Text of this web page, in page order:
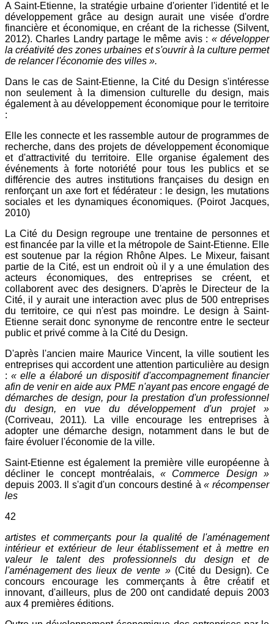
A Saint-Etienne, la stratégie urbaine d'orienter l'identité et le
développement grâce au design aurait une visée d'ordre
financière et économique, en créant de la richesse (Silvent,
2012). Charles Landry partage le même avis : « développer
la créativité des zones urbaines et s'ouvrir à la culture permet
de relancer l'économie des villes ».
Dans le cas de Saint-Etienne, la Cité du Design s'intéresse
non seulement à la dimension culturelle du design, mais
également à au développement économique pour le territoire
:
Elle les connecte et les rassemble autour de programmes de
recherche, dans des projets de développement économique
et d'attractivité du territoire. Elle organise également des
événements à forte notoriété pour tous les publics et se
différencie des autres institutions françaises du design en
renforçant un axe fort et fédérateur : le design, les mutations
sociales et les dynamiques économiques. (Poirot Jacques,
2010)
La Cité du Design regroupe une trentaine de personnes et
est financée par la ville et la métropole de Saint-Etienne. Elle
est soutenue par la région Rhône Alpes. Le Mixeur, faisant
partie de la Cité, est un endroit où il y a une émulation des
acteurs économiques, des entreprises se créent, et
collaborent avec des designers. D'après le Directeur de la
Cité, il y aurait une interaction avec plus de 500 entreprises
du territoire, ce qui n'est pas moindre. Le design à Saint-
Etienne serait donc synonyme de rencontre entre le secteur
public et privé comme à la Cité du Design.
D'après l'ancien maire Maurice Vincent, la ville soutient les
entreprises qui accordent une attention particulière au design
:« elle a élaboré un dispositif d'accompagnement financier
afin de venir en aide aux PME n'ayant pas encore engagé de
démarches de design, pour la prestation d'un professionnel
du design, en vue du développement d'un projet »
(Corriveau, 2011).
La ville encourage les entreprises à
adopter une démarche design, notamment dans le but de
faire évoluer l'économie de la ville.
Saint-Etienne est également la première ville européenne à
décliner le concept montréalais,« Commerce Design »
depuis 2003. Il s'agit d'un concours destiné à« récompenser
les
42
artistes et commerçants pour la qualité de l'aménagement
intérieur et extérieur de leur établissement et à mettre en
valeur le talent des professionnels du design et de
l'aménagement des lieux de vente » (Cité du Design). Ce
concours encourage les commerçants à être créatif et
innovant, d'ailleurs, plus de 200 ont candidaté depuis 2003
aux 4 premières éditions.